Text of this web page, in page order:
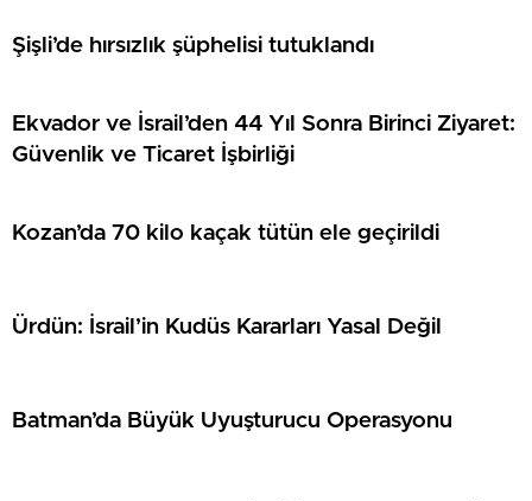
Şişli’de hırsızlık şüphelisi tutuklandı
Ekvador ve İsrail’den 44 Yıl Sonra Birinci Ziyaret:
Güvenlik ve Ticaret İşbirliği
Kozan’da 70 kilo kaçak tütün ele geçirildi
Ürdün: İsrail’in Kudüs Kararları Yasal Değil
Batman’da Büyük Uyuşturucu Operasyonu